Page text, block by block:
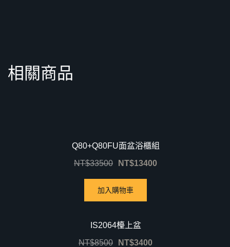
相關商品
Q80+Q80FU面盆浴櫃組
NT$33500 NT$13400
加入購物車
IS2064檯上盆
NT$8500 NT$3400